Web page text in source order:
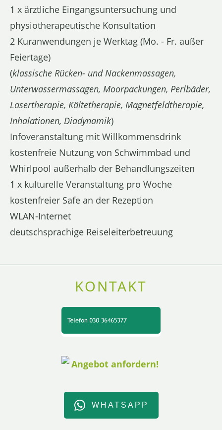
1 x ärztliche Eingangsuntersuchung und
physiotherapeutische Konsultation
2 Kuranwendungen je Werktag (Mo. - Fr. außer
Feiertage)
(klassische Rücken- und Nackenmassagen,
Unterwassermassagen, Moorpackungen, Perlbäder,
Lasertherapie, Kältetherapie, Magnetfeldtherapie,
Inhalationen, Diadynamik)
Infoveranstaltung mit Willkommensdrink
kostenfreie Nutzung von Schwimmbad und
Whirlpool außerhalb der Behandlungszeiten
1 x kulturelle Veranstaltung pro Woche
kostenfreier Safe an der Rezeption
WLAN-Internet
deutschsprachige Reiseleiterbetreuung
KONTAKT
WHATSAPP